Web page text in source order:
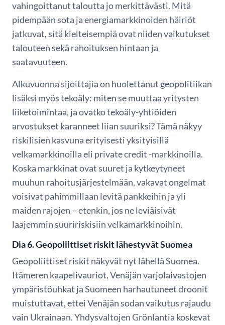
vahingoittanut taloutta jo merkittävästi. Mitä
pidempään sota ja energiamarkkinoiden häiriöt
jatkuvat, sitä kielteisempiä ovat niiden vaikutukset
talouteen sekä rahoituksen hintaan ja
saatavuuteen.
Alkuvuonna sijoittajia on huolettanut geopolitiikan
lisäksi myös tekoäly: miten se muuttaa yritysten
liiketoimintaa, ja ovatko tekoäly-yhtiöiden
arvostukset karanneet liian suuriksi? Tämä näkyy
riskilisien kasvuna erityisesti yksityisillä
velkamarkkinoilla eli private credit -markkinoilla.
Koska markkinat ovat suuret ja kytkeytyneet
muuhun rahoitusjärjestelmään, vakavat ongelmat
voisivat pahimmillaan levitä pankkeihin ja yli
maiden rajojen – etenkin, jos ne leviäisivät
laajemmin suuririskisiin velkamarkkinoihin.
Dia 6. Geopoliittiset riskit lähestyvät Suomea
Geopoliittiset riskit näkyvät nyt lähellä Suomea.
Itämeren kaapelivauriot, Venäjän varjolaivastojen
ympäristöuhkat ja Suomeen harhautuneet droonit
muistuttavat, ettei Venäjän sodan vaikutus rajaudu
vain Ukrainaan. Yhdysvaltojen Grönlantia koskevat